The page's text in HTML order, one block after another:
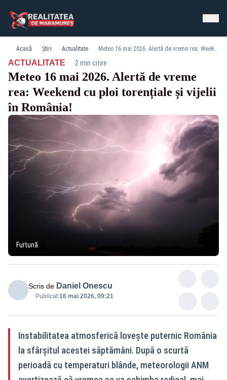
Acasă Știri Actualitate Meteo 16 mai 2026. Alertă de vreme rea: Weekend cu ploi torențiale și vijelii în România!
ACTUALITATE· 2 min citire
Meteo 16 mai 2026. Alertă de vreme
rea: Weekend cu ploi torențiale și vijelii
în România!
Furtună
Scris de Daniel Onescu
Publicat:16 mai 2026, 09:21
Instabilitatea atmosferică lovește puternic România
la sfârșitul acestei săptămâni. După o scurtă
perioadă cu temperaturi blânde, meteorologii ANM